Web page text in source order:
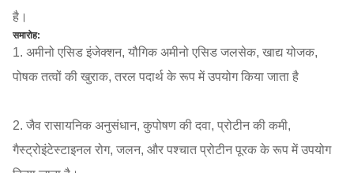
है।
समारोह:
1. अमीनो एसिड इंजेक्शन, यौगिक अमीनो एसिड जलसेक, खाद्य योजक,
पोषक तत्वों की खुराक, तरल पदार्थ के रूप में उपयोग किया जाता है
2. जैव रासायनिक अनुसंधान, कुपोषण की दवा, प्रोटीन की कमी,
गैस्ट्रोइंटेस्टाइनल रोग, जलन, और पश्चात प्रोटीन पूरक के रूप में उपयोग